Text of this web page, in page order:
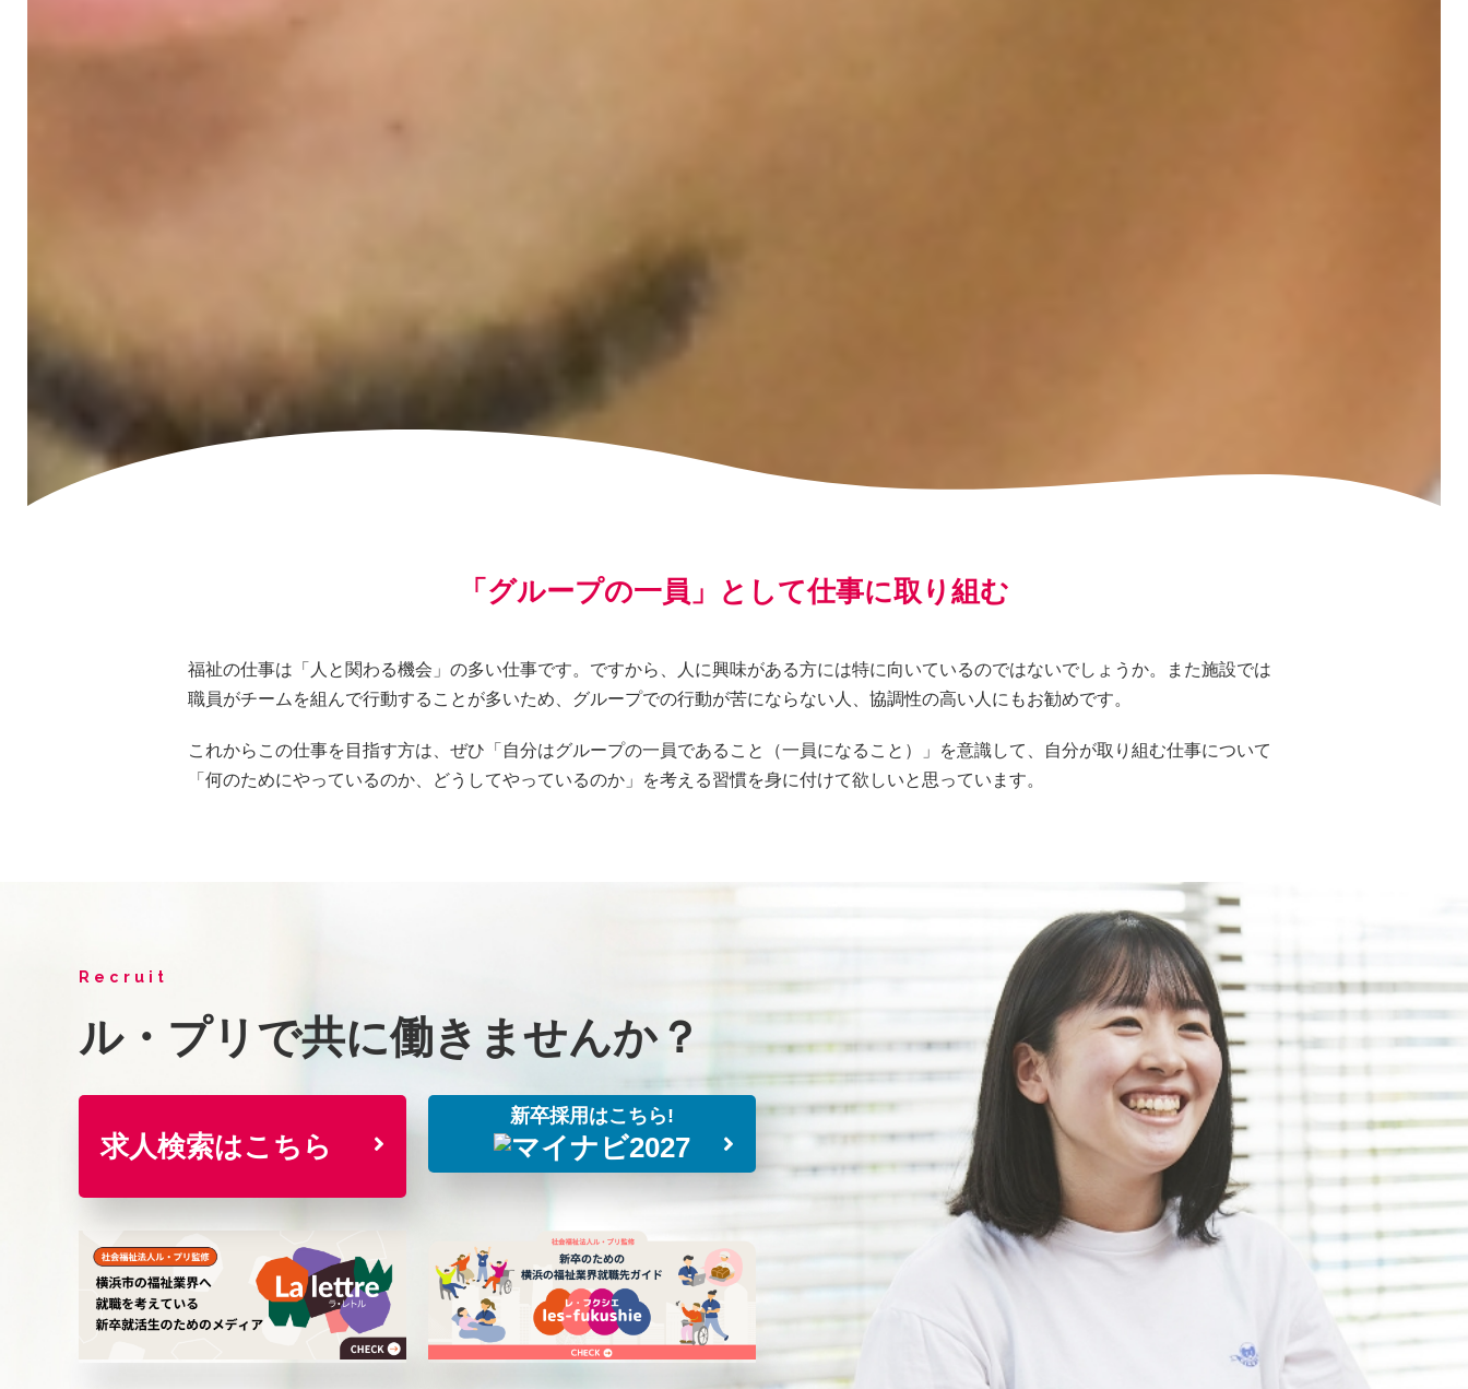
「グループの一員」として仕事に取り組む
福祉の仕事は「人と関わる機会」の多い仕事です。ですから、人に興味がある方には特に向いているのではないでしょうか。また施設では
職員がチームを組んで行動することが多いため、グループでの行動が苦にならない人、協調性の高い人にもお勧めです。
これからこの仕事を目指す方は、ぜひ「自分はグループの一員であること（一員になること）」を意識して、自分が取り組む仕事について
「何のためにやっているのか、どうしてやっているのか」を考える習慣を身に付けて欲しいと思っています。
Recruit
ル・プリで共に働きませんか？
求人検索はこちら
新卒採用はこちら!